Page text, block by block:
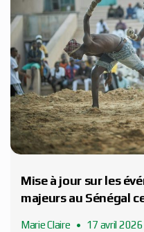
Mise à jour sur les
majeurs au Sénégal
Marie Claire 17 avril 2026